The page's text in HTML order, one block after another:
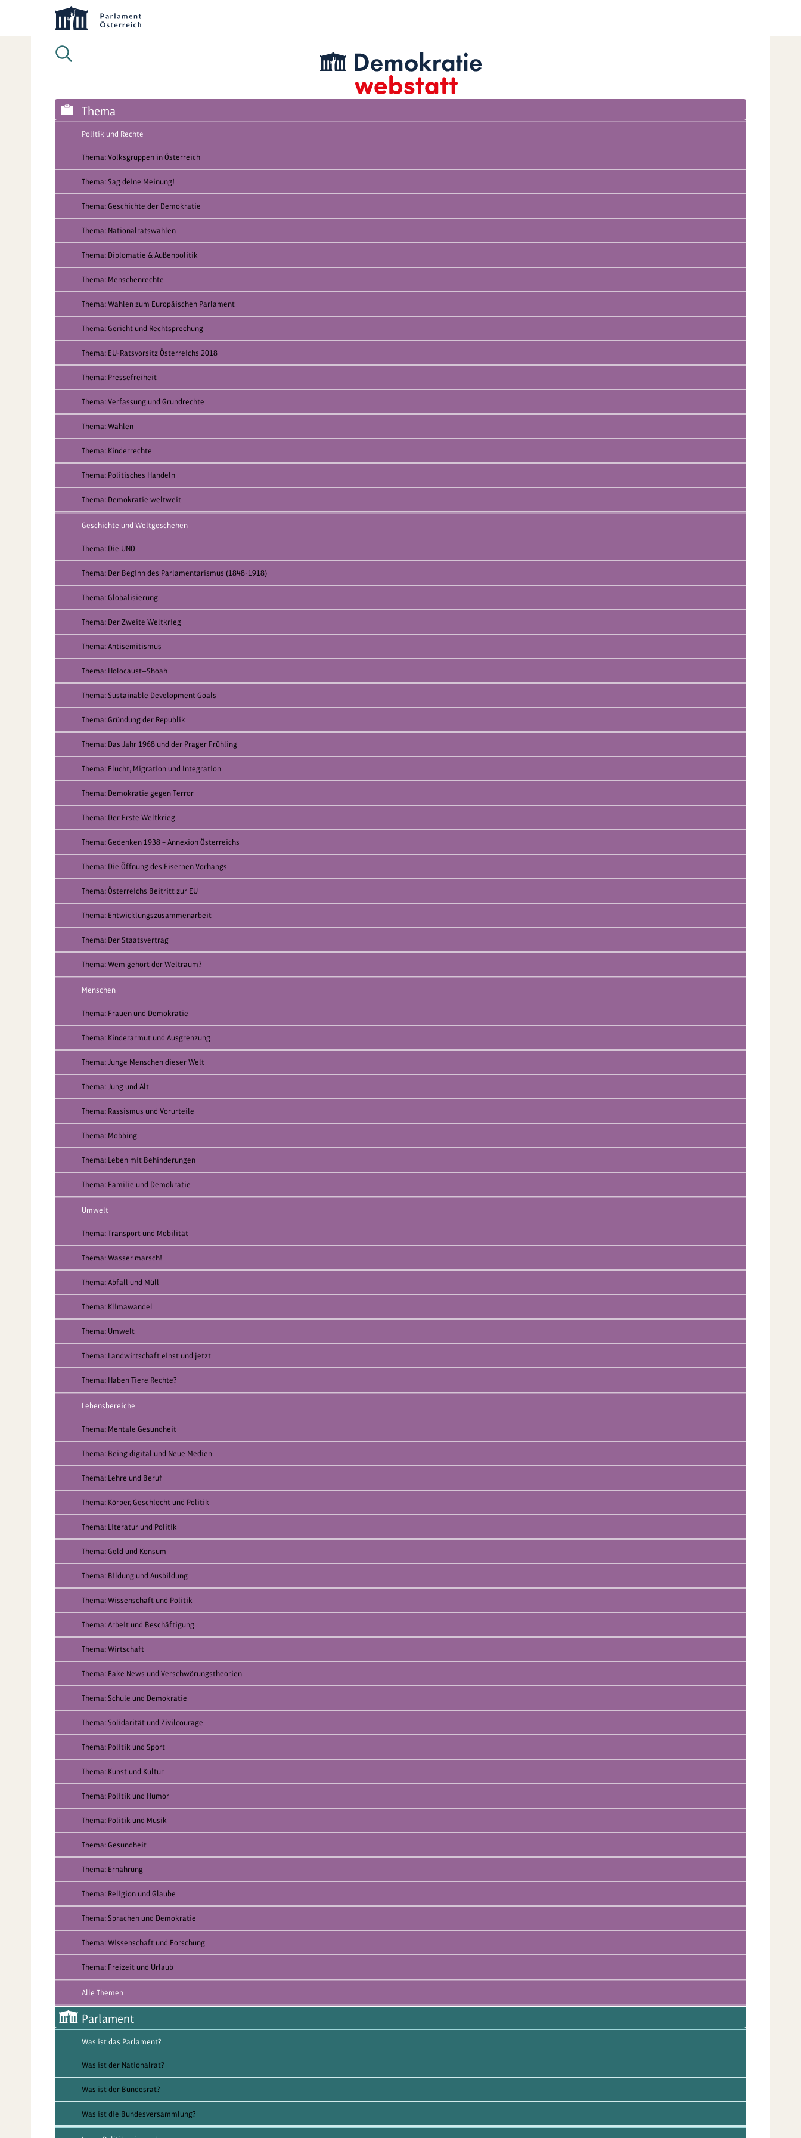
Thema
Politik und Rechte
Thema: Volksgruppen in Österreich
Thema: Sag deine Meinung!
Thema: Geschichte der Demokratie
Thema: Nationalratswahlen
Thema: Diplomatie & Außenpolitik
Thema: Menschenrechte
Thema: Wahlen zum Europäischen Parlament
Thema: Gericht und Rechtsprechung
Thema: EU-Ratsvorsitz Österreichs 2018
Thema: Pressefreiheit
Thema: Verfassung und Grundrechte
Thema: Wahlen
Thema: Kinderrechte
Thema: Politisches Handeln
Thema: Demokratie weltweit
Geschichte und Weltgeschehen
Thema: Die UNO
Thema: Der Beginn des Parlamentarismus (1848-1918)
Thema: Globalisierung
Thema: Der Zweite Weltkrieg
Thema: Antisemitismus
Thema: Holocaust—Shoah
Thema: Sustainable Development Goals
Thema: Gründung der Republik
Thema: Das Jahr 1968 und der Prager Frühling
Thema: Flucht, Migration und Integration
Thema: Demokratie gegen Terror
Thema: Der Erste Weltkrieg
Thema: Gedenken 1938 – Annexion Österreichs
Thema: Die Öffnung des Eisernen Vorhangs
Thema: Österreichs Beitritt zur EU
Thema: Entwicklungszusammenarbeit
Thema: Der Staatsvertrag
Thema: Wem gehört der Weltraum?
Menschen
Thema: Frauen und Demokratie
Thema: Kinderarmut und Ausgrenzung
Thema: Junge Menschen dieser Welt
Thema: Jung und Alt
Thema: Rassismus und Vorurteile
Thema: Mobbing
Thema: Leben mit Behinderungen
Thema: Familie und Demokratie
Umwelt
Thema: Transport und Mobilität
Thema: Wasser marsch!
Thema: Abfall und Müll
Thema: Klimawandel
Thema: Umwelt
Thema: Landwirtschaft einst und jetzt
Thema: Haben Tiere Rechte?
Lebensbereiche
Thema: Mentale Gesundheit
Thema: Being digital und Neue Medien
Thema: Lehre und Beruf
Thema: Körper, Geschlecht und Politik
Thema: Literatur und Politik
Thema: Geld und Konsum
Thema: Bildung und Ausbildung
Thema: Wissenschaft und Politik
Thema: Arbeit und Beschäftigung
Thema: Wirtschaft
Thema: Fake News und Verschwörungstheorien
Thema: Schule und Demokratie
Thema: Solidarität und Zivilcourage
Thema: Politik und Sport
Thema: Kunst und Kultur
Thema: Politik und Humor
Thema: Politik und Musik
Thema: Gesundheit
Thema: Ernährung
Thema: Religion und Glaube
Thema: Sprachen und Demokratie
Thema: Wissenschaft und Forschung
Thema: Freizeit und Urlaub
Alle Themen
Parlament
Was ist das Parlament?
Was ist der Nationalrat?
Was ist der Bundesrat?
Was ist die Bundesversammlung?